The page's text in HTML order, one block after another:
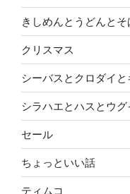
きしめんとうどんと
クリスマス
シーバスとクロダイと
シラハエとハスとウグ
セール
ちょっといい話
ティムコ